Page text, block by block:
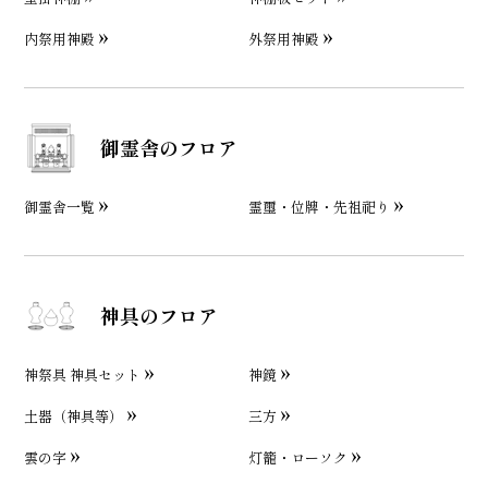
内祭用神殿
外祭用神殿
御霊舎のフロア
御霊舎一覧 霊璽・位牌・先祖祀り
神具のフロア
神祭具 神具セット
神鏡
土器（神具等）
三方
雲の字
灯籠・ローソク